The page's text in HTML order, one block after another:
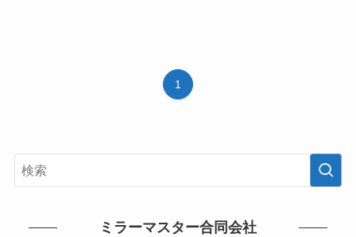
1
ミラーマスター合同会社